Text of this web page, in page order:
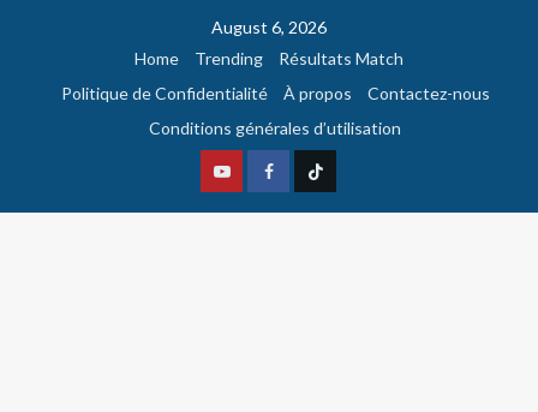
August 6, 2026
Home
Trending
Résultats Match
Politique de Confidentialité
À propos
Contactez-nous
Conditions générales d’utilisation